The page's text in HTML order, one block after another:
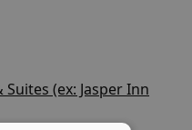
(ex: Jasper Inn